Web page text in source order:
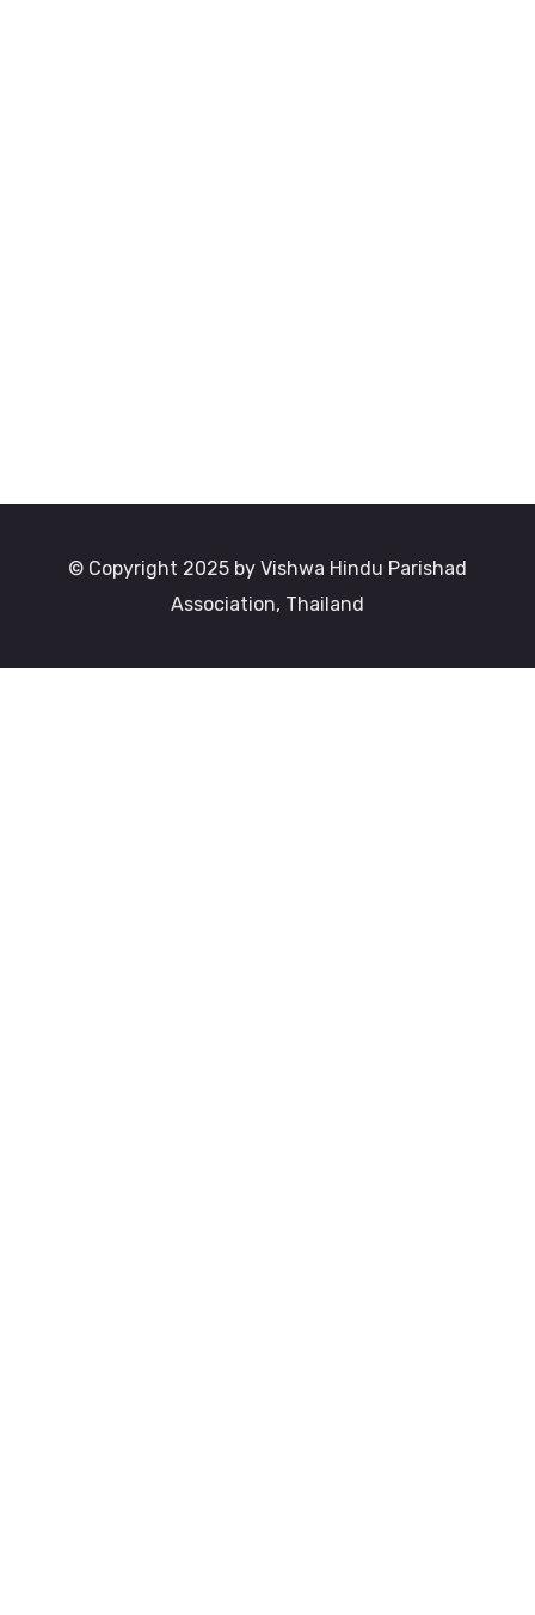
© Copyright 2025 by Vishwa Hindu Parishad
Association, Thailand